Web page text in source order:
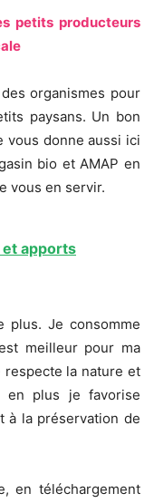
petits producteurs
organismes pour
paysans. Un bon
vous donne aussi ici
bio et AMAP en
vous en servir.
apports
plus. Je consomme
meilleur pour ma
respecte la nature et
en plus je favorise
à la préservation de
en téléchargement